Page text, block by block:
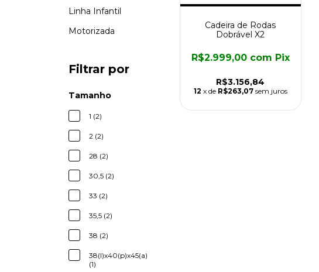
Linha Infantil
Motorizada
Filtrar por
Tamanho
1 (2)
2 (2)
28 (2)
30,5 (2)
33 (2)
35,5 (2)
38 (2)
38(l)x40(p)x45(a)
(1)
Cadeira de Rodas
Dobrável X2
R$3.156,84
R$2.999,00 com Pix
12 x de R$263,07 sem juros